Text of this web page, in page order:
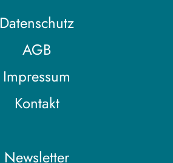
Datenschutz
AGB
Impressum
Kontakt
Newsletter